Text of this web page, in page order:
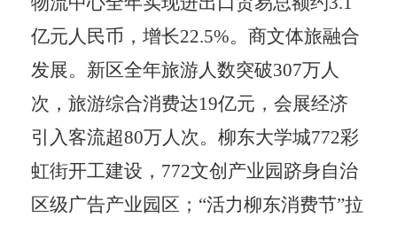
亿元人民币，增长22.5%。商文体旅融合
发展。新区全年旅游人数突破307万人
次，旅游综合消费达19亿元，会展经济
引入客流超80万人次。柳东大学城772彩
虹街开工建设， 772文创产业园跻身自治
区级广告产业园区； “活力柳东消费节”拉